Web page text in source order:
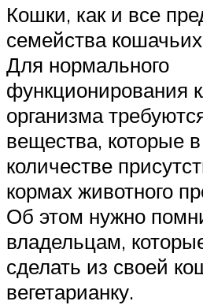
Кошки, как и все
семейства
Для нормального
функционирования
организма
вещества, которые
количестве
кормах животного
Об этом нужно
владельцам,
сделать из своей
вегетарианку.